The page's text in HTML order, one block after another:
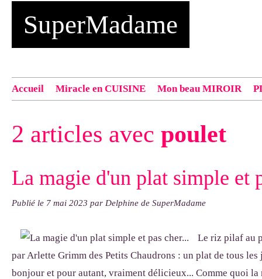
SuperMadame
Accueil Miracle en CUISINE Mon beau MIROIR
exemple : "Bonnet cloche From Annie", "Veste Rue
2 articles avec poulet
La magie d'un plat simple et
Publié le 7 mai 2023 par Delphine de SuperMadame
Le riz pilaf au
par Arlette Grimm des Petits Chaudrons : un plat de tous
bonjour et pour autant, vraiment délicieux... Comme quoi la